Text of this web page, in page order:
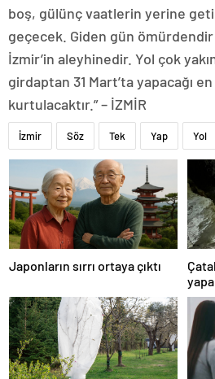
boş, gülünç vaatlerin yerine
geçecek. Giden gün
İzmir’in aleyhinedir. Yol çok
girdaptan 31 Mart’ta yapacağı
kurtulacaktır.” – İZMİR
İzmir Söz Tek Yap Yol
Japonların sırrı ortaya çıktı